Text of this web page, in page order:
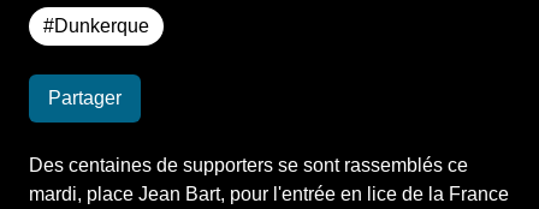
#Dunkerque
Partager
Des centaines de supporters se sont rassemblés ce
mardi, place Jean Bart, pour l'entrée en lice de la France